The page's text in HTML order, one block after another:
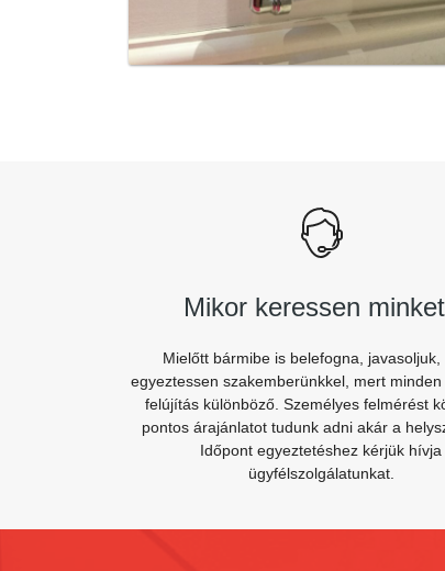
Mikor keressen
Mielőtt bármibe is belefogna, javasoljuk,
egyeztessen szakemberünkkel, mert minden
felújítás különböző. Személyes felmérést
pontos árajánlatot tudunk adni akár a
Időpont egyeztetéshez kérjük hívja
ügyfélszolgálatunkat.